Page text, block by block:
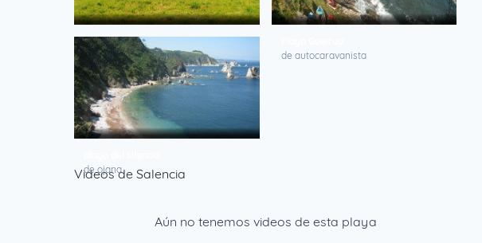
Playa del Silencio
de carlos portoles
de autocaravanista
de ojana
Videos de Salencia
Aún no tenemos videos de esta playa